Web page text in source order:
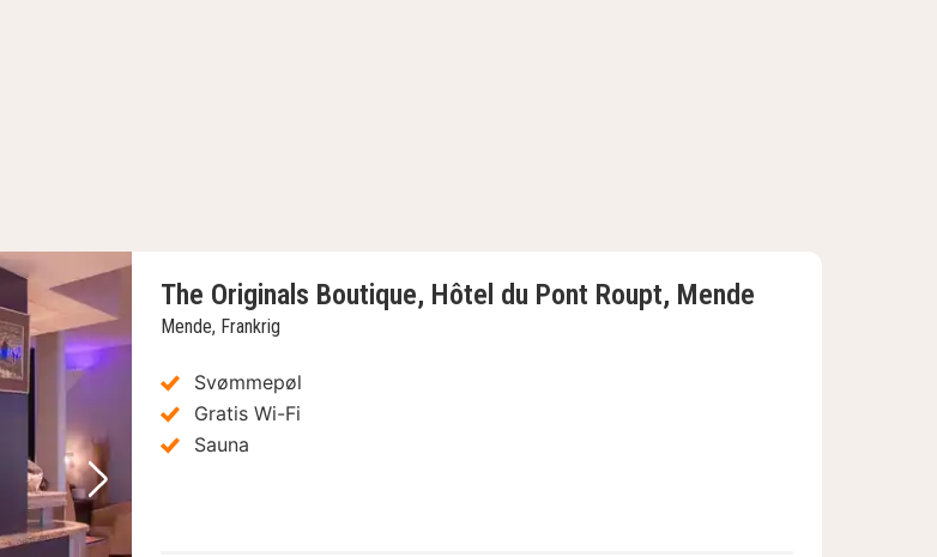
Næste billede
The Originals Boutique, Hôtel du Pont Roupt, Mende
Mende, Frankrig
Svømmepøl
Gratis Wi-Fi
Sauna